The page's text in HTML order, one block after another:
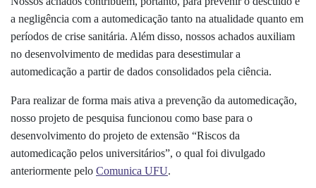
a negligência com a automedicação tanto na atualidade quanto em
períodos de crise sanitária. Além disso, nossos achados auxiliam
no desenvolvimento de medidas para desestimular a
automedicação a partir de dados consolidados pela ciência.
Para realizar de forma mais ativa a prevenção da automedicação,
nosso projeto de pesquisa funcionou como base para o
desenvolvimento do projeto de extensão “Riscos da
automedicação pelos universitários”, o qual foi divulgado
anteriormente pelo Comunica UFU.